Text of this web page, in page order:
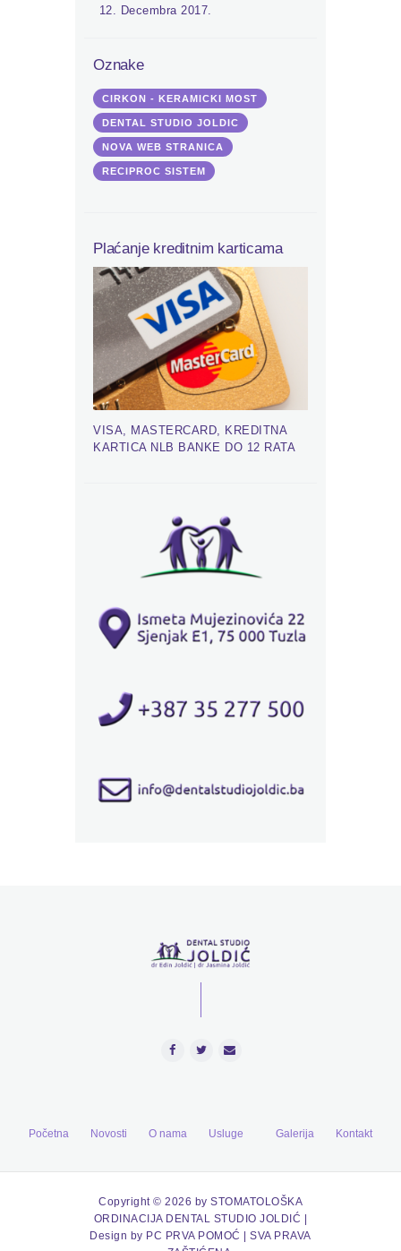
12. Decembra 2017.
Oznake
CIRKON - KERAMICKI MOST
DENTAL STUDIO JOLDIC
NOVA WEB STRANICA
RECIPROC SISTEM
Plaćanje kreditnim karticama
VISA, MASTERCARD, KREDITNA
KARTICA NLB BANKE DO 12 RATA
Početna Novosti O nama Usluge Galerija Kontakt
Copyright © 2026 by STOMATOLOŠKA
ORDINACIJA DENTAL STUDIO JOLDIĆ |
Design by PC PRVA POMOĆ | SVA PRAVA